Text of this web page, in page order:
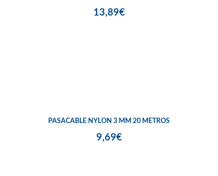
13,89€
PASACABLE NYLON 3 MM 20 METROS
9,69€